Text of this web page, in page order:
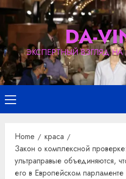
Skip
content
DA-
ЭКСПЕРТНЫЙ ВЗГЛЯД
Primary
Menu
Home
краса
Закон о комплексной
ультраправые объединяются,
его в Европейском парламенте